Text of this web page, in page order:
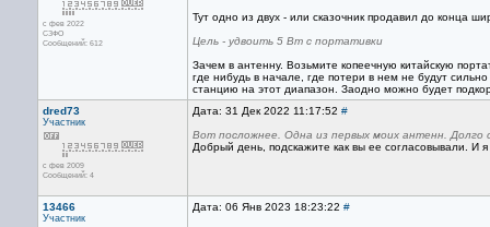
с фев 2022
СЗФО
Сообщений: 612
Тут одно из двух - или сказочник продавил до конца
Цель - удвоить 5 Вт с портативки
Зачем в антенну. Возьмите копеечную китайскую
где нибудь в начале, где потери в нем не будут
станцию на этот диапазон. Заодно можно будет
dred73
Участник
с фев 2009
Сообщений: 4
Дата: 31 Дек 2022 11:17:52 #
Вот посложнее. Одна из первых моих антенн. Долго
Добрый день, подскажите как вы ее согласовывали.
13466
Участник
Дата: 06 Янв 2023 18:23:22 #